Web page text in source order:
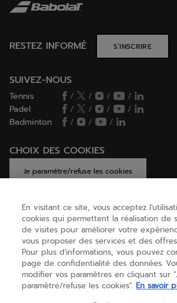
RESTEZ INFORMÉ S’INSCRIRE
SUIVEZ-NOUS
Tennis / / /
/
Padel
/ / /
/
Badminton
/ / /
CHOIX DES COOKIES
Je paramètre/refuse les cookies
AIDE
A PROPOS
En visitant ce site, vous acceptez
cookies qui permettent la réalisation de
de visites pour améliorer votre
vous proposer des services et des
Pour plus d'informations, vous pouvez
page de confidentialité des données.
modifier vos paramètres en cliquant sur
paramètre/refuse les cookies". En savoir